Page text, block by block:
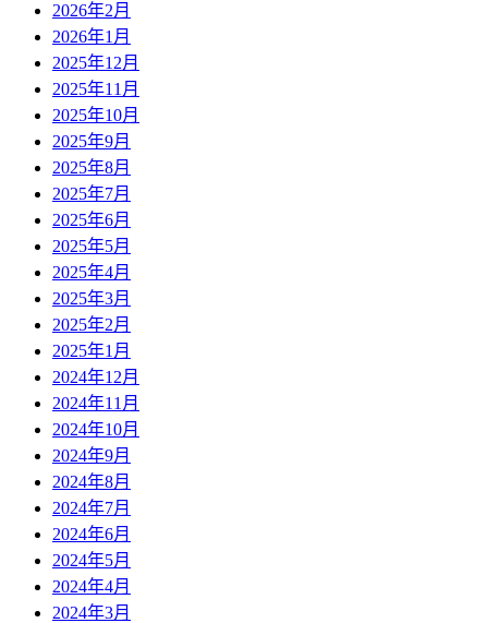
2026年2月
2026年1月
2025年12月
2025年11月
2025年10月
2025年9月
2025年8月
2025年7月
2025年6月
2025年5月
2025年4月
2025年3月
2025年2月
2025年1月
2024年12月
2024年11月
2024年10月
2024年9月
2024年8月
2024年7月
2024年6月
2024年5月
2024年4月
2024年3月